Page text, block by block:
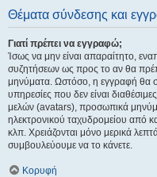
Θέματα σύνδεσης και
Γιατί πρέπει να εγγραφώ;
Ίσως να μην είναι απαραίτητο,
συζητήσεων ως προς το αν θα
μηνύματα. Ωστόσο, η εγγραφή θα
υπηρεσίες που δεν είναι
μελών (avatars), προσωπικά
ηλεκτρονικού ταχυδρομείου από
κλπ. Χρειάζονται μόνο μερικά
συμβουλεύουμε να το κάνετε.
Κορυφή